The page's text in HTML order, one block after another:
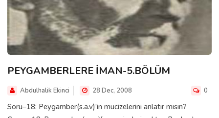
PEYGAMBERLERE İMAN-5.BÖLÜM
Abdulhalik Ekinci 28 Dec, 2008 0
Soru–18: Peygamber(s.a.v)’in mucizelerini anlatır mısın?